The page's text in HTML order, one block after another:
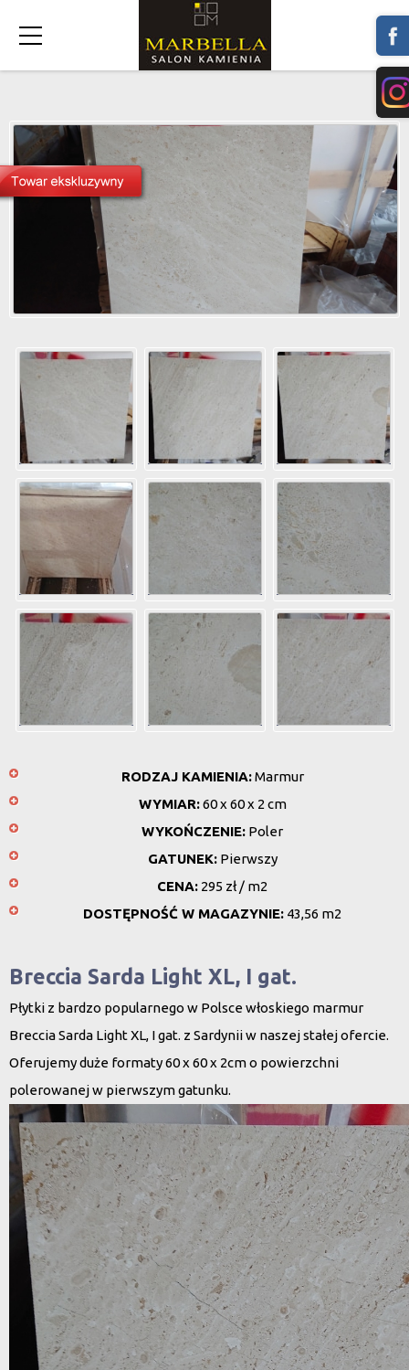
RODZAJ KAMIENIA:Marmur
WYMIAR:60 x 60 x 2 cm
WYKOŃCZENIE: Poler
GATUNEK:Pierwszy
CENA: 295 zł / m2
DOSTĘPNOŚĆ W MAGAZYNIE: 43,56 m2
Breccia Sarda Light XL, I gat.
Płytki z bardzo popularnego w Polsce włoskiego marmur
Breccia Sarda Light XL, I gat. z Sardynii w naszej stałej ofercie.
Oferujemy duże formaty 60 x 60 x 2cm o powierzchni
polerowanej w pierwszym gatunku.